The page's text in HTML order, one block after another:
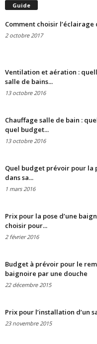
Guide
Comment choisir l’éclairage
2 octobre 2017
Ventilation et aération :
salle de bains...
13 octobre 2016
Chauffage salle de bain :
quel budget...
13 octobre 2016
Quel budget prévoir pour la
dans sa...
1 mars 2016
Prix pour la pose d’une
choisir pour...
2 février 2016
Budget à prévoir pour le
baignoire par une douche
22 décembre 2015
Prix pour l’installation d’un
23 novembre 2015